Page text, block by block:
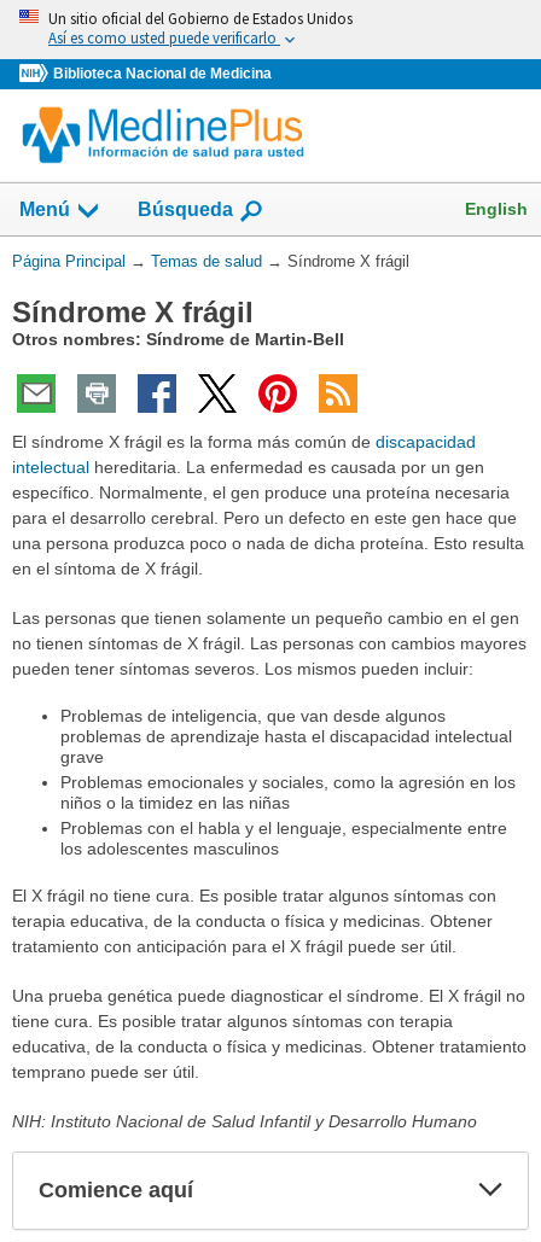
Omita
vaya
al
Contenido
Un sitio oficial del Gobierno de Estados Unidos
Así es como usted puede verificarlo
Biblioteca Nacional de Medicina
Menú
Mostrar
campo
de
Búsqueda English
Usted
aquí:
Página Principal → Temas de salud → Síndrome X frágil
Síndrome X frágil
Otros nombres: Síndrome de Martin-Bell
El síndrome X frágil es la forma más común de discapacidad
intelectual hereditaria. La enfermedad es causada por un gen
específico. Normalmente, el gen produce una proteína necesaria
para el desarrollo cerebral. Pero un defecto en este gen hace que
una persona produzca poco o nada de dicha proteína. Esto resulta
en el síntoma de X frágil.
Las personas que tienen solamente un pequeño cambio en el gen
no tienen síntomas de X frágil. Las personas con cambios mayores
pueden tener síntomas severos. Los mismos pueden incluir:
Problemas de inteligencia, que van desde algunos
problemas de aprendizaje hasta el discapacidad intelectual
grave
Problemas emocionales y sociales, como la agresión en los
niños o la timidez en las niñas
Problemas con el habla y el lenguaje, especialmente entre
los adolescentes masculinos
El X frágil no tiene cura. Es posible tratar algunos síntomas con
terapia educativa, de la conducta o física y medicinas. Obtener
tratamiento con anticipación para el X frágil puede ser útil.
Una prueba genética puede diagnosticar el síndrome. El X frágil no
tiene cura. Es posible tratar algunos síntomas con terapia
educativa, de la conducta o física y medicinas. Obtener tratamiento
temprano puede ser útil.
NIH: Instituto Nacional de Salud Infantil y Desarrollo Humano
Comience aquí